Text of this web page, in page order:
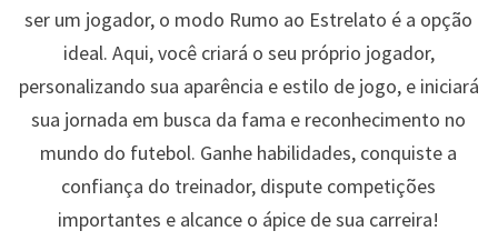
ser um jogador, o modo Rumo ao Estrelato é a opção
ideal. Aqui, você criará o seu próprio jogador,
personalizando sua aparência e estilo de jogo, e iniciará
sua jornada em busca da fama e reconhecimento no
mundo do futebol. Ganhe habilidades, conquiste a
confiança do treinador, dispute competições
importantes e alcance o ápice de sua carreira!